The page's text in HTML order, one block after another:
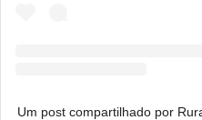
Um post compartilhado por